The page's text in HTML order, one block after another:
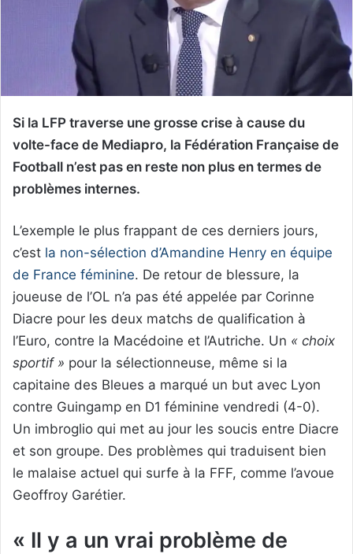
Si la LFP traverse une grosse crise à cause du
volte-face de Mediapro, la Fédération Française de
Football n’est pas en reste non plus en termes de
problèmes internes.
L’exemple le plus frappant de ces derniers jours,
c’est la non-sélection d’Amandine Henry en équipe
de France féminine. De retour de blessure, la
joueuse de l’OL n’a pas été appelée par Corinne
Diacre pour les deux matchs de qualification à
l’Euro, contre la Macédoine et l’Autriche. Un « choix
sportif » pour la sélectionneuse, même si la
capitaine des Bleues a marqué un but avec Lyon
contre Guingamp en D1 féminine vendredi (4-0).
Un imbroglio qui met au jour les soucis entre Diacre
et son groupe. Des problèmes qui traduisent bien
le malaise actuel qui surfe à la FFF, comme l’avoue
Geoffroy Garétier.
« Il y a un vrai problème de